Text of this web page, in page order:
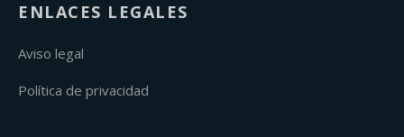
ENLACES LEGALES
Aviso legal
Política de privacidad